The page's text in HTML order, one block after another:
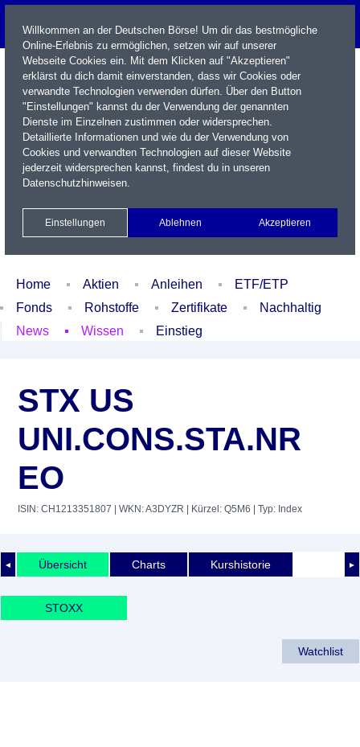
Name / WKN / ISIN / Kürzel
Xetra Realtime
Watchlist Portfolio Login
Home Aktien Anleihen
ETF/ETP
Fonds
Rohstoffe Zertifikate
Nachhaltig
News
Wissen Einstieg
STX US
UNI.CONS.STA.NR
EO
ISIN: CH1213351807 | WKN: A3DYZR | Kürzel: Q5M6 | Typ: Index
◄ ►
Übersicht Charts Kurshistorie
STOXX
Watchlist
Willkommen an der Deutschen Börse! Um dir das bestmögliche
Online-Erlebnis zu ermöglichen, setzen wir auf unserer
Webseite Cookies ein. Mit dem Klicken auf "Akzeptieren"
erklärst du dich damit einverstanden, dass wir Cookies oder
verwandte Technologien verwenden dürfen. Über den Button
"Einstellungen" kannst du der Verwendung der genannten
Dienste im Einzelnen zustimmen oder widersprechen.
Detaillierte Informationen und wie du der Verwendung von
Cookies und verwandten Technologien auf dieser Website
jederzeit widersprechen kannst, findest du in unseren
Datenschutzhinweisen.
Einstellungen Ablehnen Akzeptieren